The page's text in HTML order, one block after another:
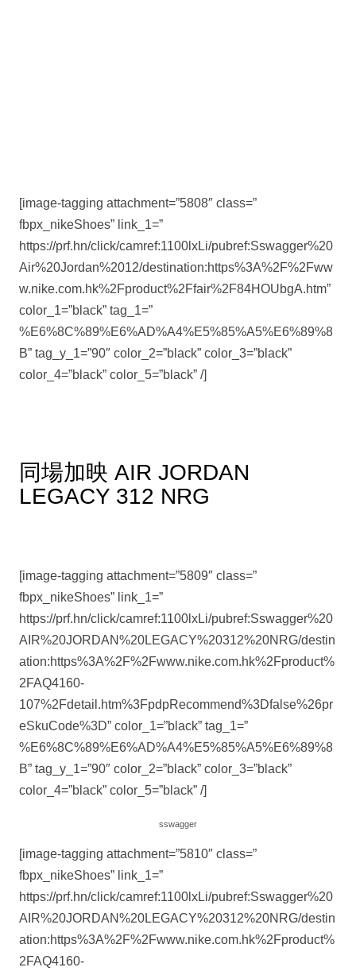
[image-tagging attachment=”5808″ class=”
fbpx_nikeShoes” link_1=”
https://prf.hn/click/camref:1100lxLi/pubref:Sswagger%20
Air%20Jordan%2012/destination:https%3A%2F%2Fww
w.nike.com.hk%2Fproduct%2Ffair%2F84HOUbgA.htm”
color_1=”black” tag_1=”
%E6%8C%89%E6%AD%A4%E5%85%A5%E6%89%8
B” tag_y_1=”90″ color_2=”black” color_3=”black”
color_4=”black” color_5=”black” /]
同場加映 AIR JORDAN
LEGACY 312 NRG
[image-tagging attachment=”5809″ class=”
fbpx_nikeShoes” link_1=”
https://prf.hn/click/camref:1100lxLi/pubref:Sswagger%20
AIR%20JORDAN%20LEGACY%20312%20NRG/destin
ation:https%3A%2F%2Fwww.nike.com.hk%2Fproduct%
2FAQ4160-
107%2Fdetail.htm%3FpdpRecommend%3Dfalse%26pr
eSkuCode%3D” color_1=”black” tag_1=”
%E6%8C%89%E6%AD%A4%E5%85%A5%E6%89%8
B” tag_y_1=”90″ color_2=”black” color_3=”black”
color_4=”black” color_5=”black” /]
sswagger
[image-tagging attachment=”5810″ class=”
fbpx_nikeShoes” link_1=”
https://prf.hn/click/camref:1100lxLi/pubref:Sswagger%20
AIR%20JORDAN%20LEGACY%20312%20NRG/destin
ation:https%3A%2F%2Fwww.nike.com.hk%2Fproduct%
2FAQ4160-